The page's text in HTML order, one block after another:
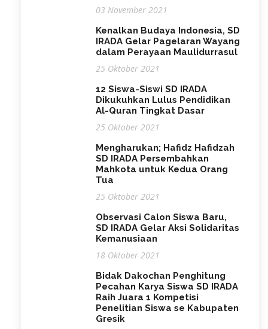
03 November 2021
Kenalkan Budaya Indonesia, SD
IRADA Gelar Pagelaran Wayang
dalam Perayaan Maulidurrasul
25 Oktober 2021
12 Siswa-Siswi SD IRADA
Dikukuhkan Lulus Pendidikan
Al-Quran Tingkat Dasar
25 Oktober 2021
Mengharukan; Hafidz Hafidzah
SD IRADA Persembahkan
Mahkota untuk Kedua Orang
Tua
25 Oktober 2021
Observasi Calon Siswa Baru,
SD IRADA Gelar Aksi Solidaritas
Kemanusiaan
18 Oktober 2021
Bidak Dakochan Penghitung
Pecahan Karya Siswa SD IRADA
Raih Juara 1 Kompetisi
Penelitian Siswa se Kabupaten
Gresik